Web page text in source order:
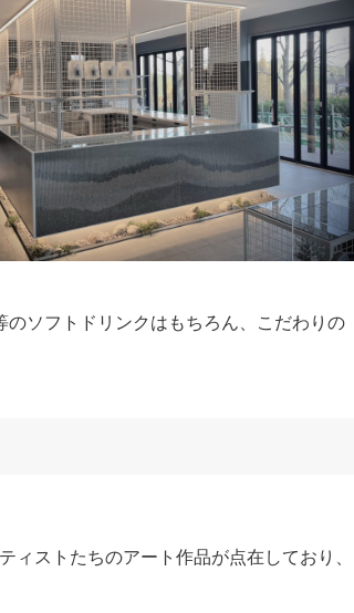
ソフトドリンクはもちろん、こだわりの
ストたちのアート作品が点在しており、